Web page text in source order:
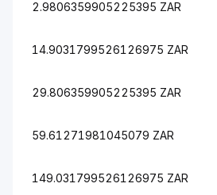
2.9806359905225395 ZAR
14.9031799526126975 ZAR
29.806359905225395 ZAR
59.61271981045079 ZAR
149.031799526126975 ZAR